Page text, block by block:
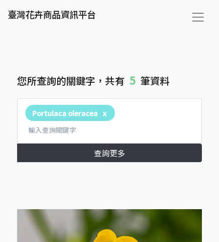
臺灣花卉商品資訊平台
您所查詢的關鍵字，共有 5 筆資料
Portulaca oleracea
查詢更多